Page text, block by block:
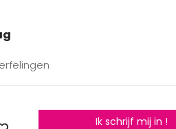
Ik schrijf mij in !